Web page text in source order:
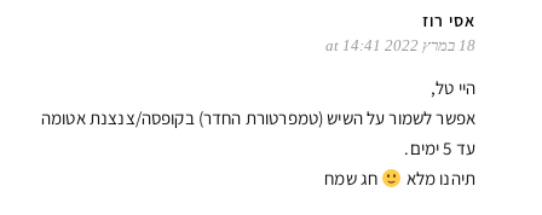
אסי רוז
18 במרץ 2022 at 14:41
היי טל,
אפשר לשמור על השיש (טמפרטורת החדר) בקופסה/צנצנת אטומה
עד 5 ימים.
תיהנו מלא
חג שמח